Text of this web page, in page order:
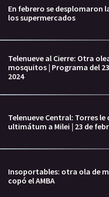
En febrero se desplomaron
los supermercados
Telenueve al Cierre: Otra
mosquitos | Programa del
2024
Telenueve Central: Torres le
ultimátum a Milei | 23 de
Insoportables: otra ola de
copó el AMBA